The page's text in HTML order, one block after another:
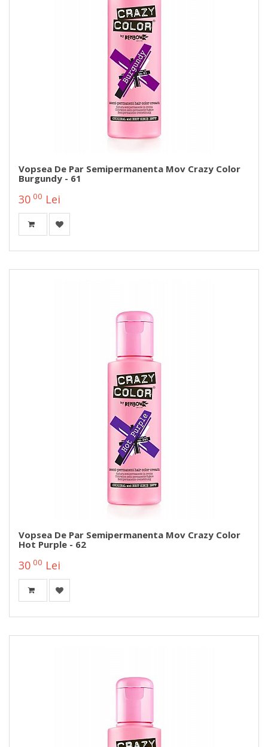
Vopsea De Par Semipermanenta Mov Crazy Color
Burgundy - 61
30 00 Lei
Vopsea De Par Semipermanenta Mov Crazy Color
Hot Purple - 62
30 00 Lei